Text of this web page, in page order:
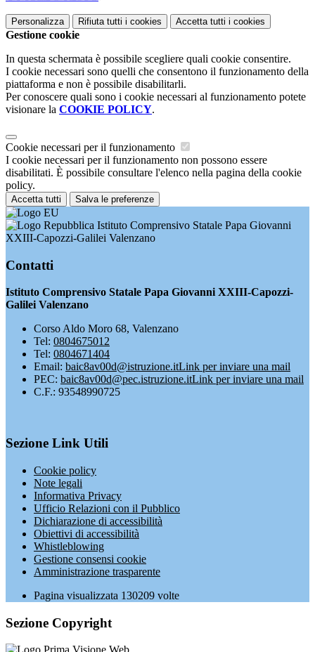
Personalizza Rifiuta tutti i cookies Accetta tutti i cookies
Gestione cookie
In questa schermata è possibile scegliere quali cookie consentire.
I cookie necessari sono quelli che consentono il funzionamento della
piattaforma e non è possibile disabilitarli.
Per conoscere quali sono i cookie necessari al funzionamento potete
visionare la COOKIE POLICY.
Cookie necessari per il funzionamento
I cookie necessari per il funzionamento non possono essere
disabilitati. È possibile consultare l'elenco nella pagina della cookie
policy.
Accetta tutti Salva le preferenze
Istituto Comprensivo Statale Papa Giovanni
XXIII-Capozzi-Galilei Valenzano
Contatti
Istituto Comprensivo Statale Papa Giovanni XXIII-Capozzi-
Galilei Valenzano
Corso Aldo Moro 68, Valenzano
Tel: 0804675012
Tel: 0804671404
Email: baic8av00d@istruzione.itLink per inviare una mail
PEC: baic8av00d@pec.istruzione.itLink per inviare una mail
C.F.: 93548990725
Sezione Link Utili
Cookie policy
Note legali
Informativa Privacy
Ufficio Relazioni con il Pubblico
Dichiarazione di accessibilità
Obiettivi di accessibilità
Whistleblowing
Gestione consensi cookie
Amministrazione trasparente
Pagina visualizzata 130209 volte
Sezione Copyright